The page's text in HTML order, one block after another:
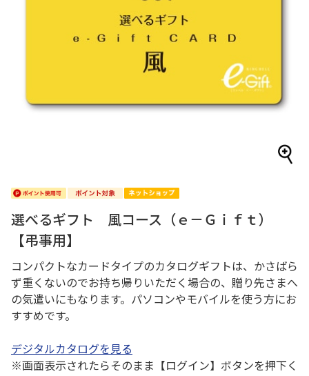
選べるギフト 風コース（ｅ－Ｇｉｆｔ）
【弔事用】
コンパクトなカードタイプのカタログギフトは、かさばら
ず重くないのでお持ち帰りいただく場合の、贈り先さまへ
の気遣いにもなります。パソコンやモバイルを使う方にお
すすめです。
デジタルカタログを見る
※画面表示されたらそのまま【ログイン】ボタンを押下く